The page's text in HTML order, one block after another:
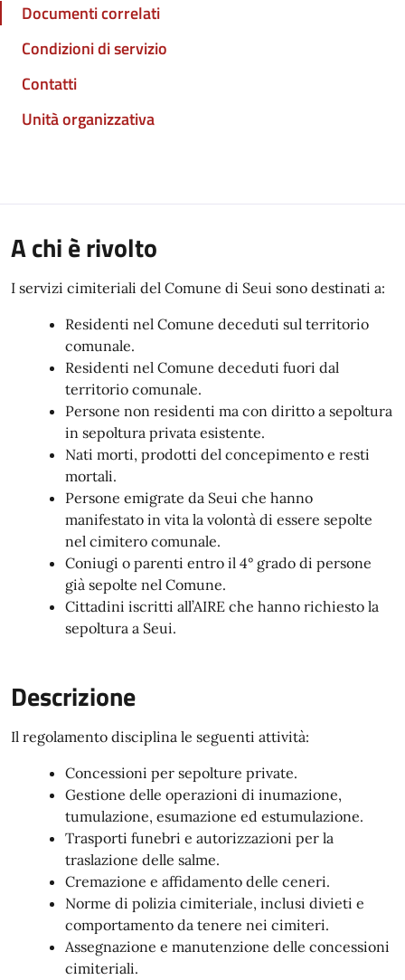
Documenti correlati
Condizioni di servizio
Contatti
Unità organizzativa
A chi è rivolto
I servizi cimiteriali del Comune di Seui sono destinati a:
Residenti nel Comune deceduti sul territorio
comunale.
Residenti nel Comune deceduti fuori dal
territorio comunale.
Persone non residenti ma con diritto a sepoltura
in sepoltura privata esistente.
Nati morti, prodotti del concepimento e resti
mortali.
Persone emigrate da Seui che hanno
manifestato in vita la volontà di essere sepolte
nel cimitero comunale.
Coniugi o parenti entro il 4° grado di persone
già sepolte nel Comune.
Cittadini iscritti all’AIRE che hanno richiesto la
sepoltura a Seui.
Descrizione
Il regolamento disciplina le seguenti attività:
Concessioni per sepolture private.
Gestione delle operazioni di inumazione,
tumulazione, esumazione ed estumulazione.
Trasporti funebri e autorizzazioni per la
traslazione delle salme.
Cremazione e affidamento delle ceneri.
Norme di polizia cimiteriale, inclusi divieti e
comportamento da tenere nei cimiteri.
Assegnazione e manutenzione delle concessioni
cimiteriali.